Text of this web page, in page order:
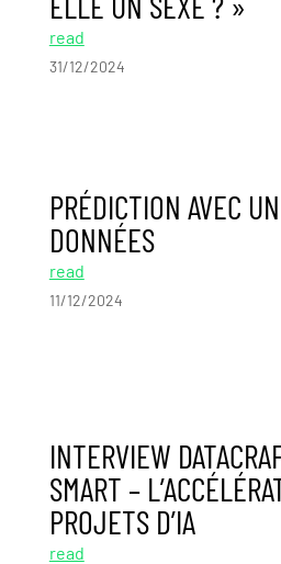
read
31/12/2024
PRÉDICTION AVEC
DONNÉES
read
11/12/2024
INTERVIEW
SMART –
PROJETS D’IA
read